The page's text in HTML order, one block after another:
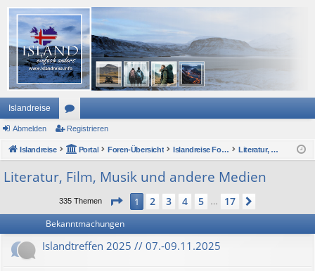
Islandreise
or
en
Abmelden Registrieren
Islandreise Portal Foren-Übersicht Islandreise Forum Literatur, Film, Musik und andere Medien
Literatur, Film, Musik und andere Medien
335 Themen Seite 1 von 17
1 2 3 4 5 17
Bekanntmachungen
Islandtreffen 2025 // 07.-09.11.2025